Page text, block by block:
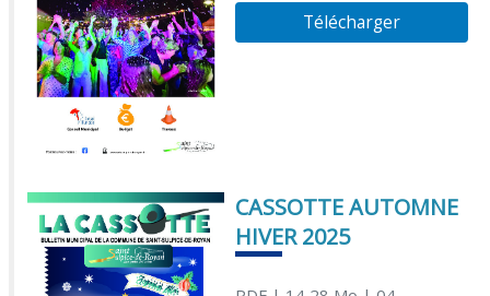
Télécharger
CASSOTTE AUTOMNE
HIVER 2025